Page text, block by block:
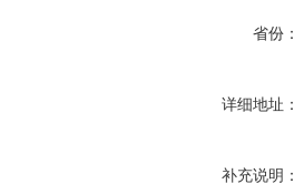
省份：
详细地址：
补充说明：